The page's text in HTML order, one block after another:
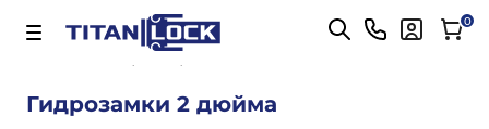
Важно! Для оплаты заказов Подробнее 0
Гидрозамки 2 дюйма